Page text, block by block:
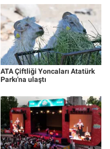
ATA Çiftliği Yoncaları Atatürk
Parkı'na ulaştı